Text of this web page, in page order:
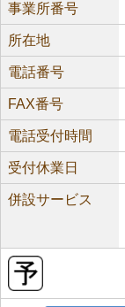
事業所番号
所在地
電話番号
FAX番号
電話受付時間
受付休業日
併設サービス